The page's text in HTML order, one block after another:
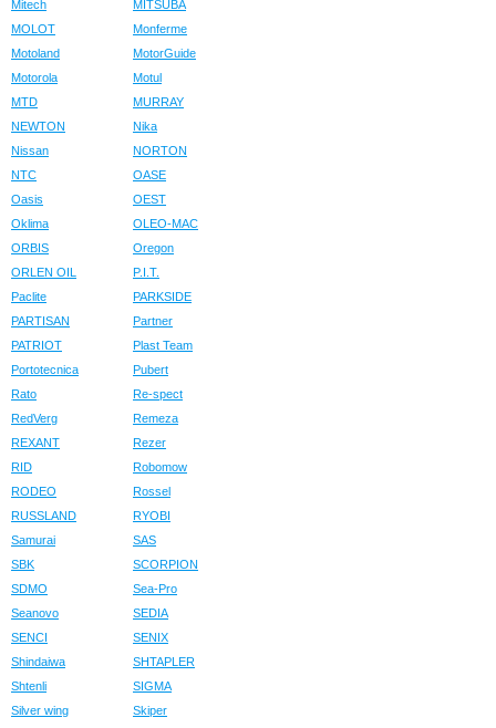
Mitech
MITSUBA
MOLOT
Monferme
Motoland
MotorGuide
Motorola
Motul
MTD
MURRAY
NEWTON
Nika
Nissan
NORTON
NTC
OASE
Oasis
OEST
Oklima
OLEO-MAC
ORBIS
Oregon
ORLEN OIL
P.I.T.
Paclite
PARKSIDE
PARTISAN
Partner
PATRIOT
Plast Team
Portotecnica
Pubert
Rato
Re-spect
RedVerg
Remeza
REXANT
Rezer
RID
Robomow
RODEO
Rossel
RUSSLAND
RYOBI
Samurai
SAS
SBK
SCORPION
SDMO
Sea-Pro
Seanovo
SEDIA
SENCI
SENIX
Shindaiwa
SHTAPLER
Shtenli
SIGMA
Silver wing
Skiper